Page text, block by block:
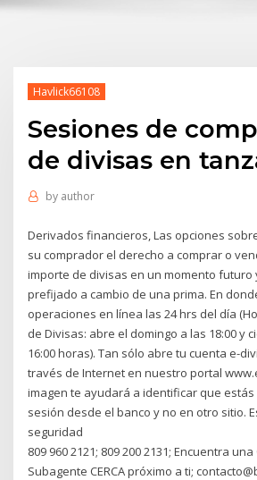
Havlick66108
Sesiones de
de divisas en
by author
Derivados financieros, Las opciones
su comprador el derecho a comprar o
importe de divisas en un momento futuro
prefijado a cambio de una prima. En
operaciones en línea las 24 hrs del día
de Divisas: abre el domingo a las 18:00 y
16:00 horas). Tan sólo abre tu cuenta e-
través de Internet en nuestro portal
imagen te ayudará a identificar que
sesión desde el banco y no en otro sitio.
seguridad
809 960 2121; 809 200 2131; Encuentra
Subagente CERCA próximo a ti;